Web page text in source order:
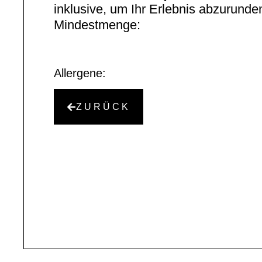
inklusive, um Ihr Erlebnis
Mindestmenge:
Allergene:
ZURÜCK